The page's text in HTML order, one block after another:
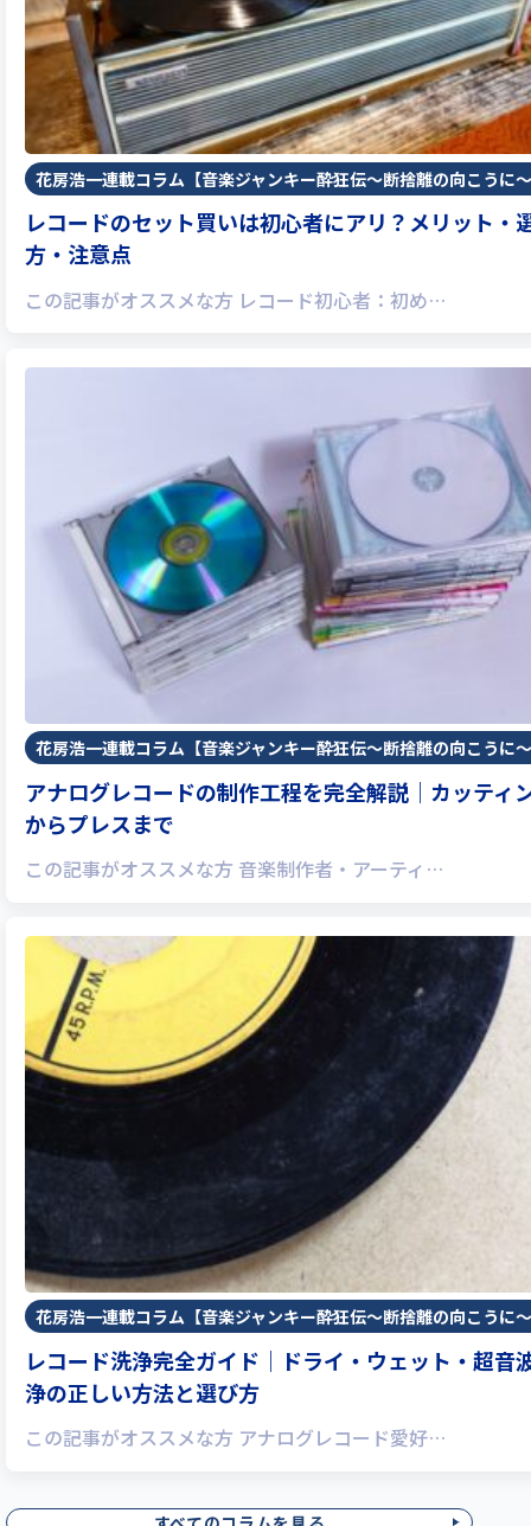
花房浩一連載コラム【音楽ジャンキー酔狂伝〜断捨離の向こうに
レコードのセット買いは初心者にアリ？メリット・
方・注意点
この記事がオススメな方 レコード初心者：初め…
花房浩一連載コラム【音楽ジャンキー酔狂伝〜断捨離の向こうに
アナログレコードの制作工程を完全解説｜カッティ
からプレスまで
この記事がオススメな方 音楽制作者・アーティ…
花房浩一連載コラム【音楽ジャンキー酔狂伝〜断捨離の向こうに
レコード洗浄完全ガイド｜ドライ・ウェット・超音
浄の正しい方法と選び方
この記事がオススメな方 アナログレコード愛好…